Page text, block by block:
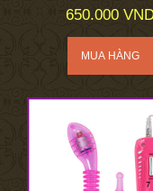
650.000